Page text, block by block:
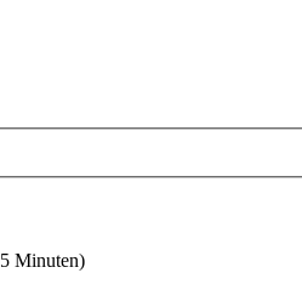
Minuten)